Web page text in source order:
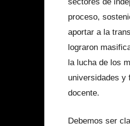
proceso,
aportar a la
lograron
la lucha de los
universidades y
docente.
Debemos ser